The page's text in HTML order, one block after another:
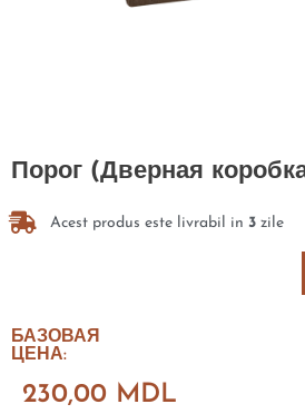
Порог (Дверная
Acest produs este livrabil in 3 zile
БАЗОВАЯ
ЦЕНА:
230,00 MDL